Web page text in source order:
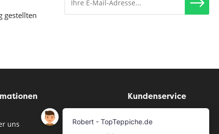
gestellten
uns
Kundenservice
Musterservice